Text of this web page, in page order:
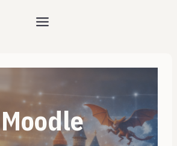
Moodle